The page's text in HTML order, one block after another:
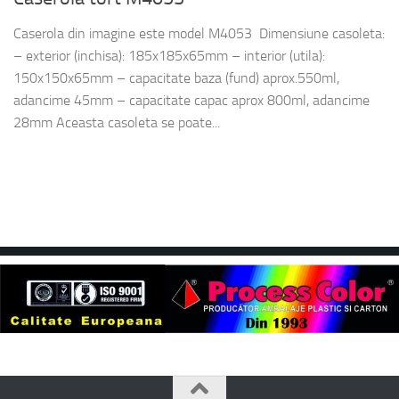
Caserola din imagine este model M4053 Dimensiune casoleta:
– exterior (inchisa): 185x185x65mm – interior (utila):
150x150x65mm – capacitate baza (fund) aprox.550ml,
adancime 45mm – capacitate capac aprox 800ml, adancime
28mm Aceasta casoleta se poate...